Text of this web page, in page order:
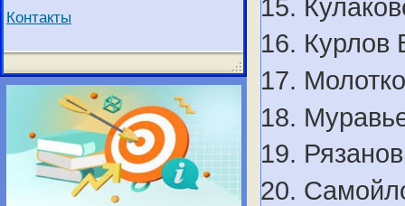
Контакты
Курлов